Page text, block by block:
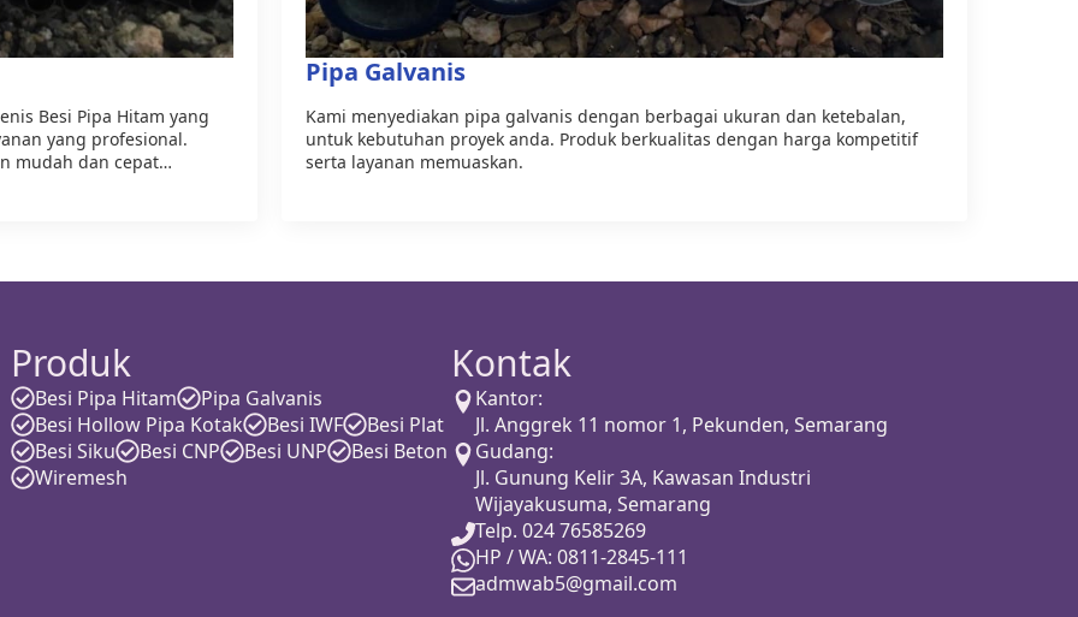
Besi Pipa Hitam yang
yang profesional.
mudah dan cepat…
Pipa Galvanis
Kami menyediakan pipa galvanis dengan berbagai ukuran dan ketebalan,
untuk kebutuhan proyek anda. Produk berkualitas dengan harga kompetitif
serta layanan memuaskan.
Produk
Besi Pipa Hitam
Pipa Galvanis
Besi Hollow Pipa Kotak
Besi IWF
Besi Plat
Besi Siku
Besi CNP Besi UNP
Besi Beton
Wiremesh
Kontak
Kantor:
Jl. Anggrek 11 nomor 1, Pekunden, Semarang
Gudang:
Jl. Gunung Kelir 3A, Kawasan Industri
Wijayakusuma, Semarang
Telp. 024 76585269
HP / WA: 0811-2845-111
admwab5@gmail.com